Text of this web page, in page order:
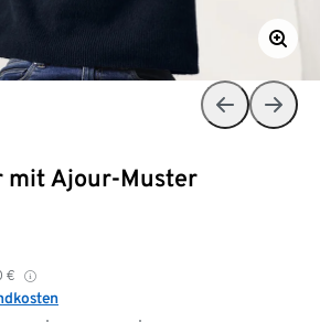
mit Ajour-Muster
€